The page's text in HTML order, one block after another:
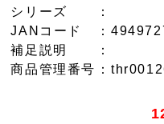
シリーズ
：
JANコード
：
補足説明
：
商品管理番号 ：